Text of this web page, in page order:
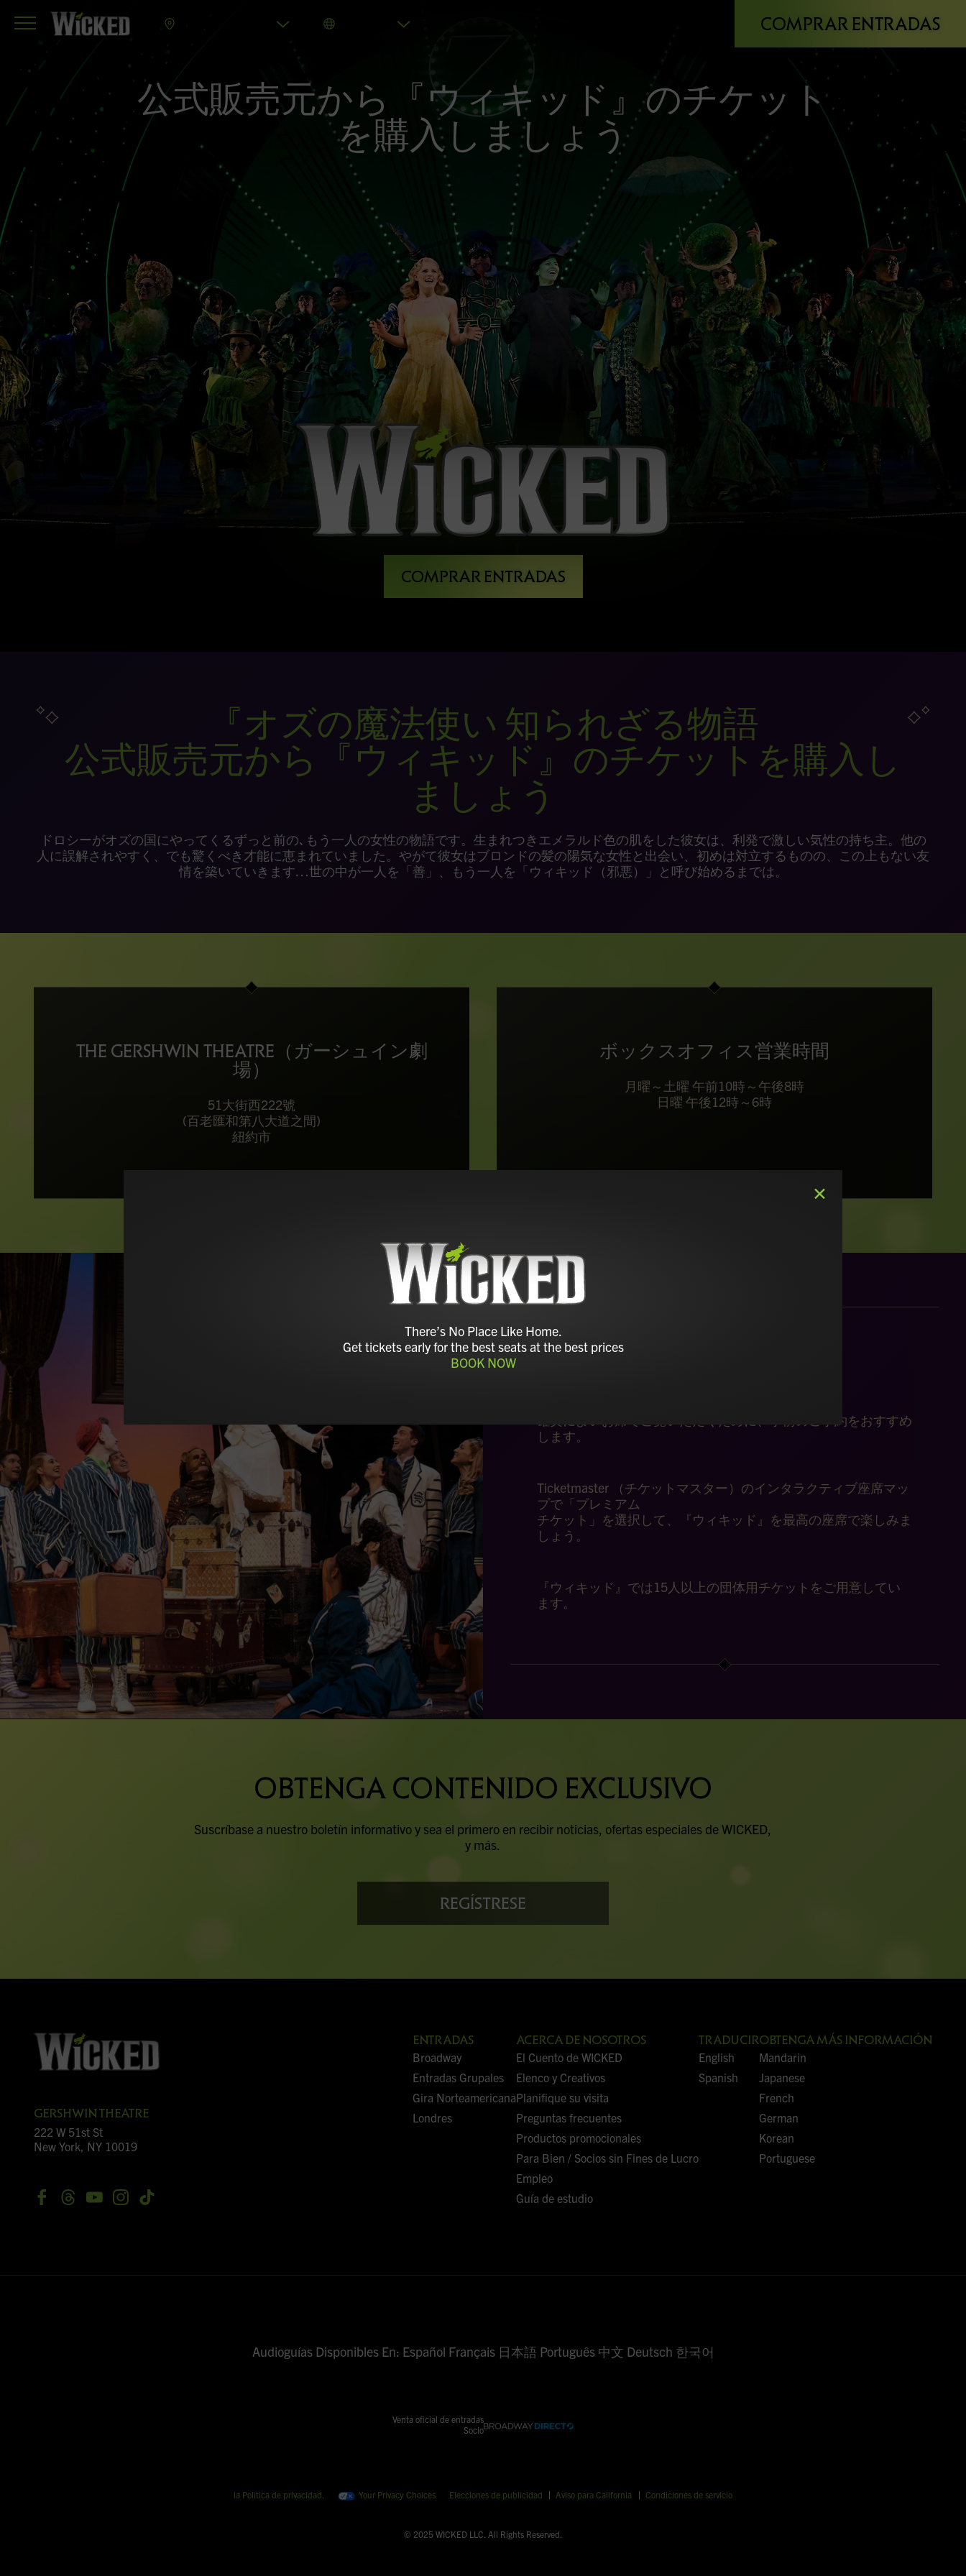
COMPRAR ENTRADAS
公式販売元から『ウィキッド』のチケット
を購入しましょう
COMPRAR ENTRADAS
『オズの魔法使い 知られざる物語
公式販売元から『ウィキッド』のチケットを購入し
ましょう
ドロシーがオズの国にやってくるずっと前の､もう一人の女性の物語です。生まれつきエメラルド色の肌をした彼女は、利発で激しい気性の持ち主。他の
人に誤解されやすく、でも驚くべき才能に恵まれていました。やがて彼女はブロンドの髪の陽気な女性と出会い、初めは対立するものの、この上もない友
情を築いていきます…世の中が一人を「善」、もう一人を「ウィキッド（邪悪）」と呼び始めるまでは。
THE GERSHWIN THEATRE（ガーシュイン劇
場）
51大街西222號
(百老匯和第八大道之間)
紐約市
ボックスオフィス営業時間
月曜～土曜 午前10時～午後8時
日曜 午後12時～6時
確実によいお席でご覧いただくために、事前のご予約をおすすめ
します。
Ticketmaster （チケットマスター）のインタラクティブ座席マッ
プで「プレミアム
チケット」を選択して、『ウィキッド』を最高の座席で楽しみま
しょう。
『ウィキッド』では15人以上の団体用チケットをご用意してい
ます。
OBTENGA CONTENIDO EXCLUSIVO
Suscríbase a nuestro boletín informativo y sea el primero en recibir noticias, ofertas especiales deWICKED
y más.
REGÍSTRESE
GERSHWIN THEATRE
222 W 51st St
New York, NY 10019
ENTRADAS
Broadway
Entradas Grupales
Gira Norteamericana
Londres
ACERCA DE NOSOTROS
El Cuento de WICKED
Elenco y Creativos
Planifique su visita
Preguntas frecuentes
Productos promocionales
Para Bien / Socios sin Fines de Lucro
Empleo
Guía de estudio
TRADUCIR
English
Spanish
OBTENGA MÁS INFORMACIÓN
Mandarin
Japanese
French
German
Korean
Portuguese
Audioguías Disponibles En: Español Français 日本語 Português 中文 Deutsch 한국어
Venta oficial de entradas
Socio
la Politica de privacidad. Your Privacy Choices Elecciones de publicidad Aviso para California Condiciones de servicio
© 2025 WICKED LLC. All Rights Reserved.
There’s No Place Like Home.
Get tickets early for the best seats at the best prices
BOOK NOW
✕